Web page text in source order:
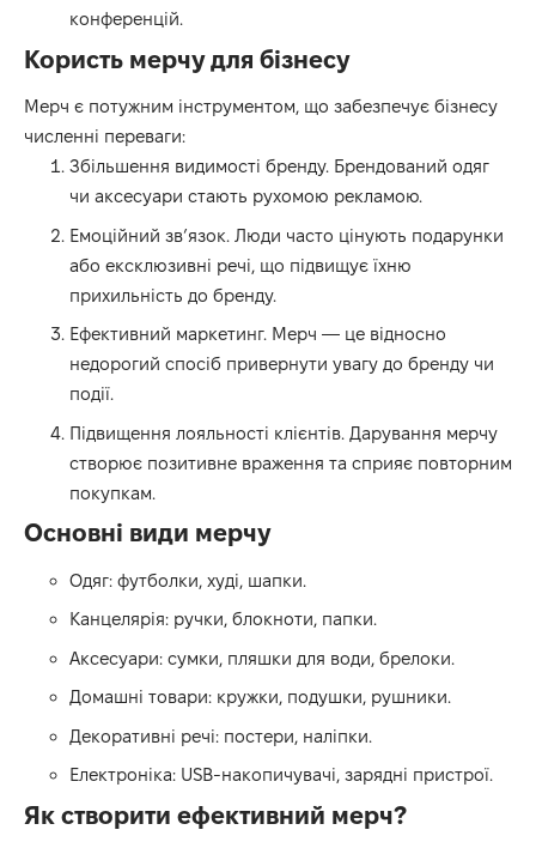
конференцій.
Користь мерчу для бізнесу
Мерч є потужним інструментом, що забезпечує бізнесу
численні переваги:
Збільшення видимості бренду. Брендований одяг
чи аксесуари стають рухомою рекламою.
Емоційний зв’язок. Люди часто цінують подарунки
або ексклюзивні речі, що підвищує їхню
прихильність до бренду.
Ефективний маркетинг. Мерч — це відносно
недорогий спосіб привернути увагу до бренду чи
події.
Підвищення лояльності клієнтів. Дарування мерчу
створює позитивне враження та сприяє повторним
покупкам.
Основні види мерчу
Одяг: футболки, худі, шапки.
Канцелярія: ручки, блокноти, папки.
Аксесуари: сумки, пляшки для води, брелоки.
Домашні товари: кружки, подушки, рушники.
Декоративні речі: постери, наліпки.
Електроніка: USB-накопичувачі, зарядні пристрої.
Як створити ефективний мерч?